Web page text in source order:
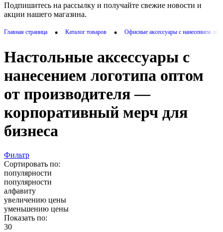
Подпишитесь на рассылку и получайте свежие новости и
акции нашего магазина.
Главная страница • Каталог товаров • Офисные аксессуары с нанесением
Настольные аксессуары с
нанесением логотипа оптом
от производителя —
корпоративный мерч для
бизнеса
Фильтр
Сортировать по:
популярности
популярности
алфавиту
увеличению цены
уменьшению цены
Показать по:
30